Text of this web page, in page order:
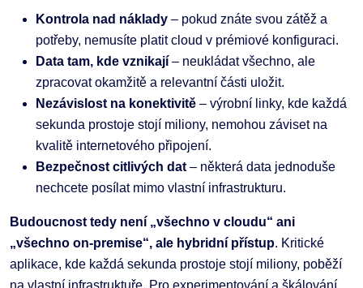
Kontrola nad náklady – pokud znáte svou zátěž a
potřeby, nemusíte platit cloud v prémiové konfiguraci.
Data tam, kde vznikají – neukládat všechno, ale
zpracovat okamžitě a relevantní části uložit.
Nezávislost na konektivitě – výrobní linky, kde každá
sekunda prostoje stojí miliony, nemohou záviset na
kvalitě internetového připojení.
Bezpečnost citlivých dat – některá data jednoduše
nechcete posílat mimo vlastní infrastrukturu.
Budoucnost tedy není „všechno v cloudu“ ani
„všechno on-premise“, ale hybridní přístup. Kritické
aplikace, kde každá sekunda prostoje stojí miliony, poběží
na vlastní infrastruktuře. Pro experimentování a škálování